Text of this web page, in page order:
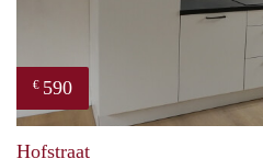
€ 590
Hofstraat